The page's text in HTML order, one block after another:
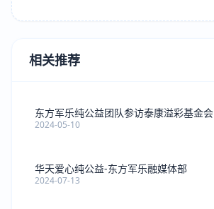
相关推荐
东方军乐纯公益团队参访泰康溢彩基金会
2024-05-10
华天爱心纯公益-东方军乐融媒体部
2024-07-13